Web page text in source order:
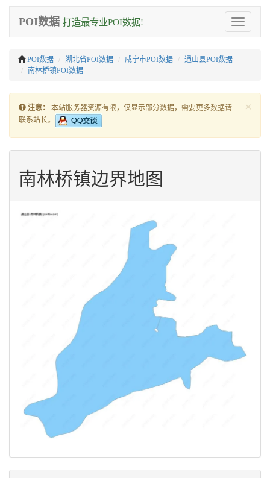
Toggle
navigation
POI数据 打造最专业POI数据!
POI数据 湖北省POI数据 咸宁市POI数据
通山县POI数据
南林桥镇POI数据
×
注意：
本站服务器资源有限，仅显示部分数据，需要更多数据请
联系站长。
南林桥镇边界地图